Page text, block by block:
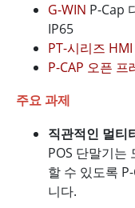
G-WIN P-Cap
IP65
PT-시리즈 HMI
P-CAP 오픈 프
주요 과제
직관적인 멀티
POS 단말기는
할 수 있도록
니다.